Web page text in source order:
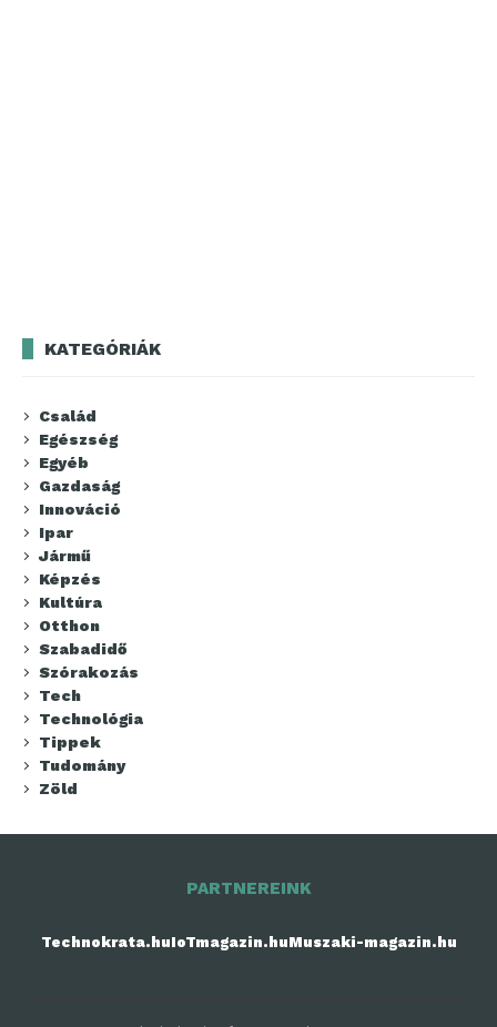
KATEGÓRIÁK
Család
Egészség
Egyéb
Gazdaság
Innováció
Ipar
Jármű
Képzés
Kultúra
Otthon
Szabadidő
Szórakozás
Tech
Technológia
Tippek
Tudomány
Zöld
PARTNEREINK
Technokrata.huIoTmagazin.huMuszaki-magazin.hu